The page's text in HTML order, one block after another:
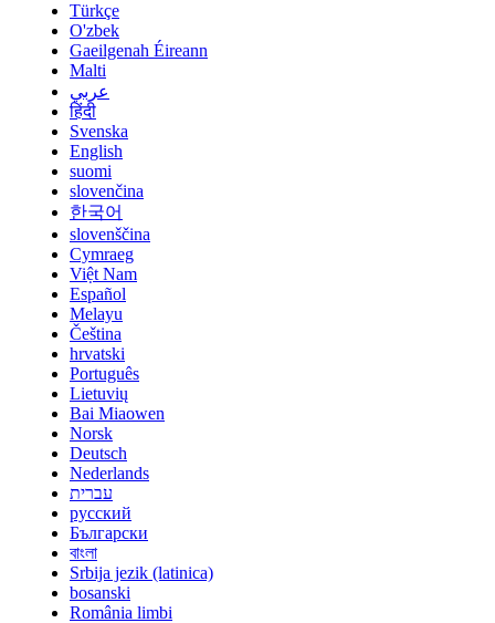
Türkçe
O'zbek
Gaeilgenah Éireann
Malti
عربي
हिंदी
Svenska
English
suomi
slovenčina
한국어
slovenščina
Cymraeg
Việt Nam
Español
Melayu
Čeština
hrvatski
Português
Lietuvių
Bai Miaowen
Norsk
Deutsch
Nederlands
עברית
русский
Български
বাংলা
Srbija jezik (latinica)
bosanski
România limbi